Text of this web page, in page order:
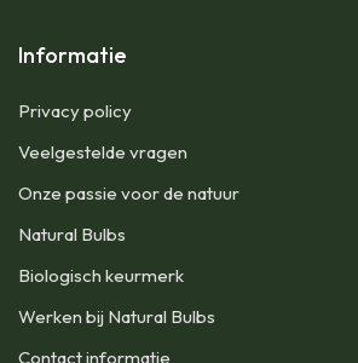
Informatie
Privacy policy
Veelgestelde vragen
Onze passie voor de natuur
Natural Bulbs
Biologisch keurmerk
Werken bij Natural Bulbs
Contact informatie